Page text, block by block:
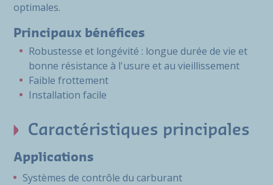
optimales.
Principaux bénéfices
Robustesse et longévité : longue durée de vie et
bonne résistance à l'usure et au vieillissement
Faible frottement
Installation facile
Caractéristiques principales
Applications
Systèmes de contrôle du carburant